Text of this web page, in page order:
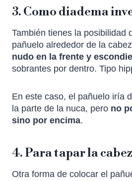
3. Como diadema
También tienes la posibilidad
pañuelo alrededor de la
nudo en la frente y
sobrantes por dentro. Tipo
En este caso, el pañuelo iría
la parte de la nuca, pero no
sino por encima.
4. Para tapar la
Otra forma de colocar el